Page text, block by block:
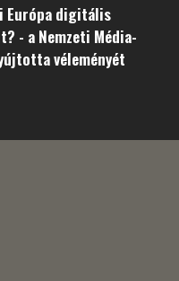
Európa digitális
- a Nemzeti Média-
véleményét